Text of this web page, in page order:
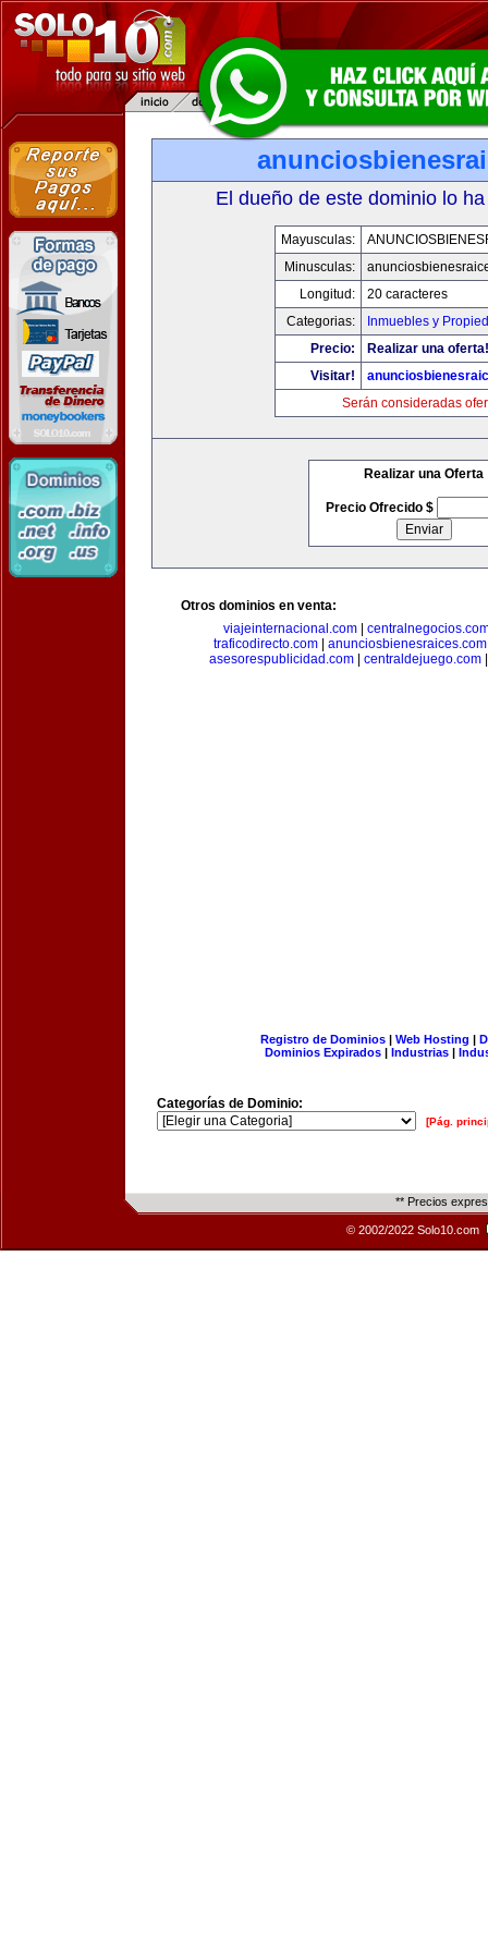
El dueño de este dominio lo
Mayusculas:
Minusculas:
Longitud:
20 caracteres
Categorias:
Inmuebles y
Precio:
Realizar una oferta!
Visitar!
Serán consideradas
Realizar una Oferta
Precio Ofrecido $
Otros dominios en venta:
viajeinternacional.com
traficodirecto.com
anunciosbienesraices.com
asesorespublicidad.com| centraldejuego.com
Registro de Dominios| Web Hosting |
Dominios Expirados | Industrias |
Categorías de Dominio:
[Pág.
** Precios
© 2002/2022 Solo10.com